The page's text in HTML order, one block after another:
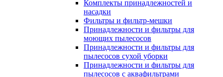
Комплекты принадлежностей и
насадки
Фильтры и фильтр-мешки
Принадлежности и фильтры для
моющих пылесосов
Принадлежности и фильтры для
пылесосов сухой уборки
Принадлежности и фильтры для
пылесосов с аквафильтрами